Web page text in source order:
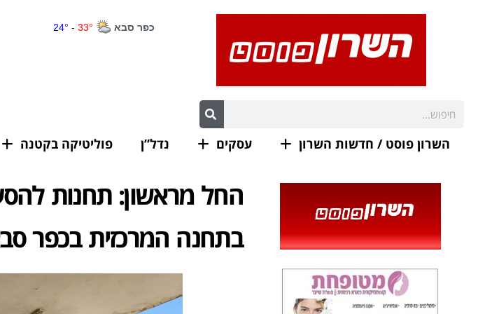
השרון פוסט / חדשות השרון עסקים נדל”ן פוליטיקה בקטנה
החל מראשון: תחנות
בתחנה המרכזית בכפר